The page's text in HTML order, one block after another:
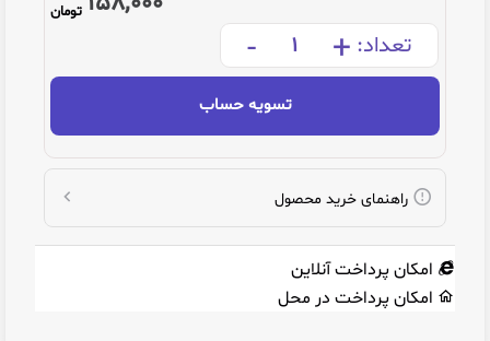
تومان
تعداد: +
-
تسویه حساب
راهنمای خرید محصول
امکان پرداخت آنلاین
امکان پرداخت در محل